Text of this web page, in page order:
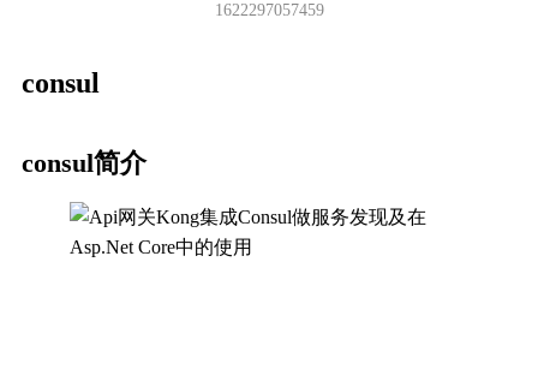
1622297057459
consul
consul简介